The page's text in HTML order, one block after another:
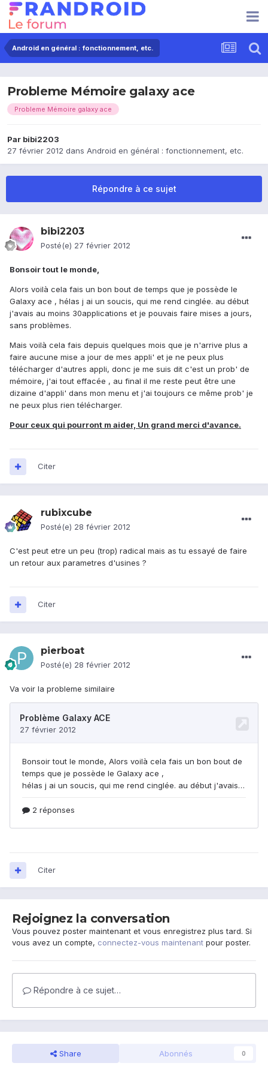
Android en général : fonctionnement, etc.
Probleme Mémoire galaxy ace
Probleme Mémoire galaxy ace
Par bibi2203
27 février 2012 dans Android en général : fonctionnement, etc.
Répondre à ce sujet
bibi2203
Posté(e) 27 février 2012
Bonsoir tout le monde,
Alors voilà cela fais un bon bout de temps que je possède le
Galaxy ace , hélas j ai un soucis, qui me rend cinglée. au début
j'avais au moins 30applications et je pouvais faire mises a jours,
sans problèmes.
Mais voilà cela fais depuis quelques mois que je n'arrive plus a
faire aucune mise a jour de mes appli' et je ne peux plus
télécharger d'autres appli, donc je me suis dit c'est un prob' de
mémoire, j'ai tout effacée , au final il me reste peut être une
dizaine d'appli' dans mon menu et j'ai toujours ce même prob' je
ne peux plus rien télécharger.
Pour ceux qui pourront m aider, Un grand merci d'avance.
Citer
rubixcube
Posté(e) 28 février 2012
C'est peut etre un peu (trop) radical mais as tu essayé de faire
un retour aux parametres d'usines ?
Citer
pierboat
Posté(e) 28 février 2012
Va voir la probleme similaire
Citer
Rejoignez la conversation
Vous pouvez poster maintenant et vous enregistrez plus tard. Si
vous avez un compte, connectez-vous maintenant pour poster.
Répondre à ce sujet…
Share Abonnés 0